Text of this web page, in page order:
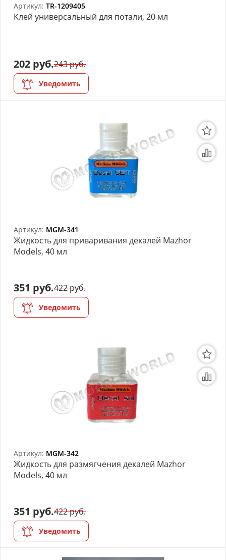
Артикул: TR-1209405
Клей универсальный для потали, 20 мл
202 руб.243 руб.
Уведомить
Артикул: MGM-341
Жидкость для приваривания декалей Mazhor
Models, 40 мл
351 руб.422 руб.
Уведомить
Артикул: MGM-342
Жидкость для размягчения декалей Mazhor
Models, 40 мл
351 руб.422 руб.
Уведомить